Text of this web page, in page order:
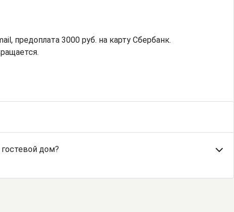
предоплата 3000 руб. на карту Сбербанк.
дом?